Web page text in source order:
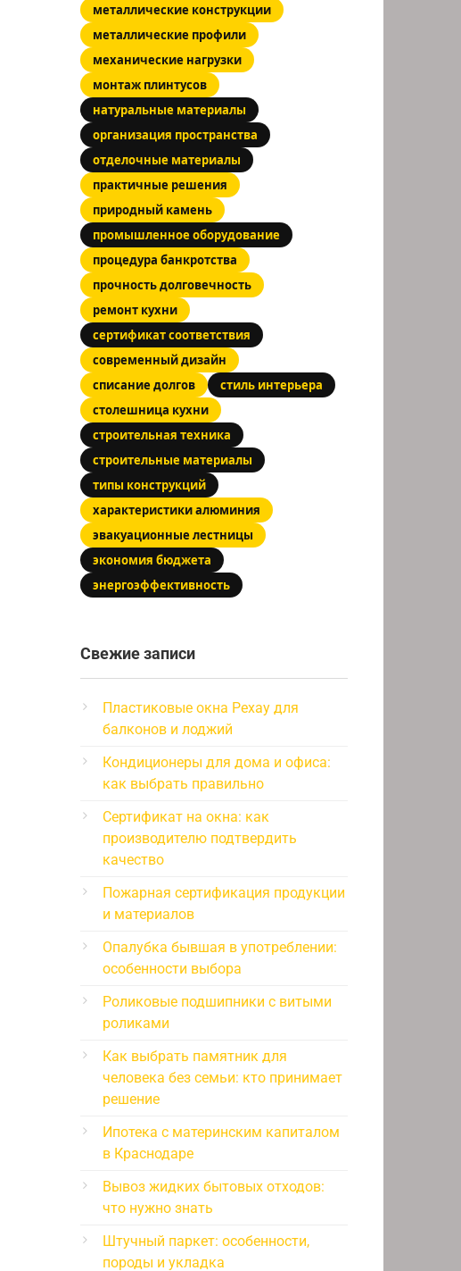
металлические конструкции
металлические профили
механические нагрузки
монтаж плинтусов
натуральные материалы
организация пространства
отделочные материалы
практичные решения
природный камень
промышленное оборудование
процедура банкротства
прочность долговечность
ремонт кухни
сертификат соответствия
современный дизайн
списание долгов
стиль интерьера
столешница кухни
строительная техника
строительные материалы
типы конструкций
характеристики алюминия
эвакуационные лестницы
экономия бюджета
энергоэффективность
Свежие записи
Пластиковые окна Рехау для
балконов и лоджий
Кондиционеры для дома и офиса:
как выбрать правильно
Сертификат на окна: как
производителю подтвердить
качество
Пожарная сертификация продукции
и материалов
Опалубка бывшая в употреблении:
особенности выбора
Роликовые подшипники с витыми
роликами
Как выбрать памятник для
человека без семьи: кто принимает
решение
Ипотека с материнским капиталом
в Краснодаре
Вывоз жидких бытовых отходов:
что нужно знать
Штучный паркет: особенности,
породы и укладка